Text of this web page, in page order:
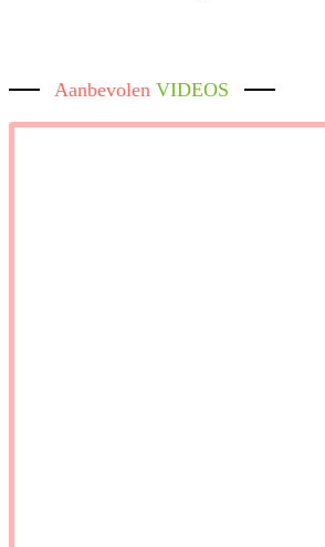
AanbevolenVIDEOS